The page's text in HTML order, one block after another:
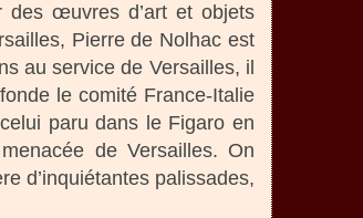
des œuvres d’art et objets
Pierre de Nolhac est
au service de Versailles, il
le comité France-Italie
paru dans le Figaro en
de Versailles. On
d’inquiétantes palissades,